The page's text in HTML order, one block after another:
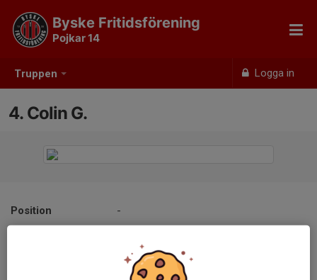
Truppen Logga in
Byske Fritidsförening
Pojkar 14
4. Colin G.
Position
-